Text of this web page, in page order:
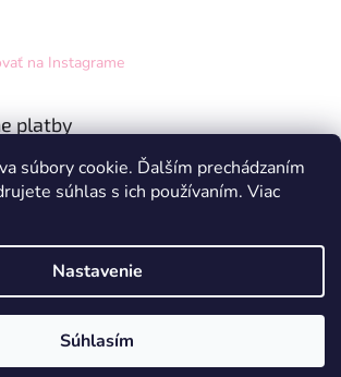
súbory cookie. Ďalším prechádzaním
súhlas s ich používaním. Viac
Nastavenie
Súhlasím
na Instagrame
platby
Vytvoril Shoptet
Hey Princess. Všetky práva vyhradené.